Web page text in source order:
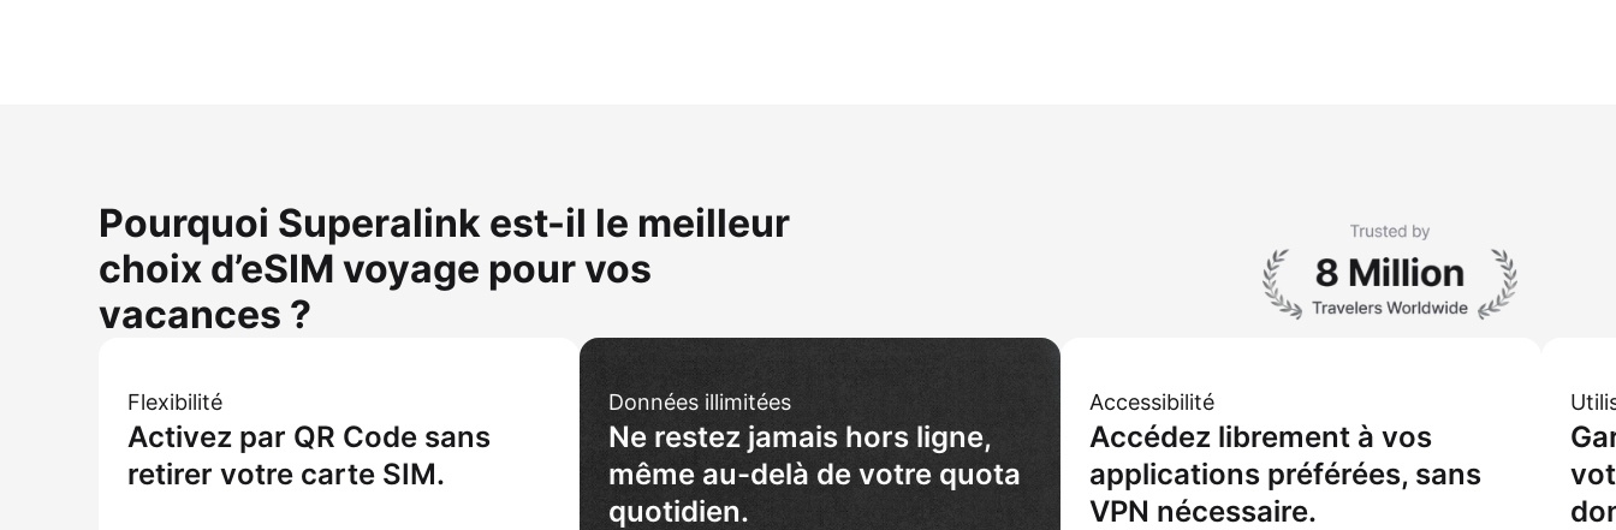
Pourquoi Superalink est-il le meilleur
choix d’eSIM voyage pour vos
vacances ?
Flexibilité
Activez par QR Code sans
retirer votre carte SIM.
Données illimitées
Ne restez jamais hors ligne,
même au-delà de votre quota
quotidien.
Accessibilité
Accédez librement à vos
applications préférées, sans
VPN nécessaire.